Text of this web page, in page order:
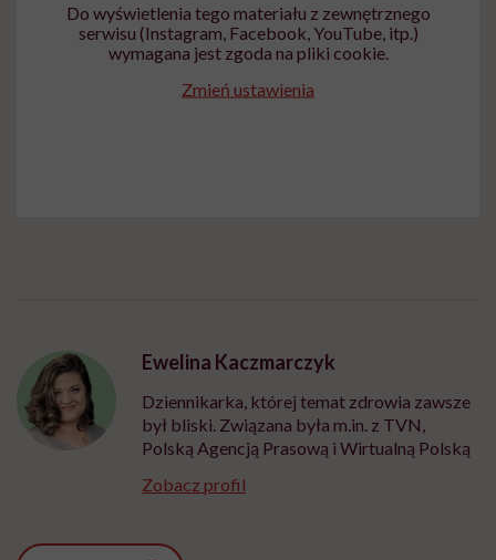
Do wyświetlenia tego materiału z zewnętrznego
serwisu (Instagram, Facebook, YouTube, itp.)
wymagana jest zgoda na pliki cookie.
Zmień ustawienia
Ewelina Kaczmarczyk
Dziennikarka, której temat zdrowia zawsze
był bliski. Związana była m.in. z TVN,
Polską Agencją Prasową i Wirtualną Polską
Zobacz profil